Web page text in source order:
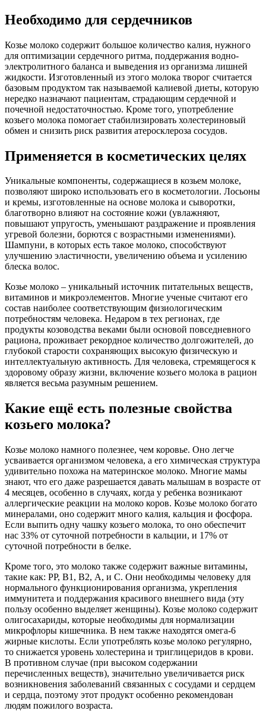
Необходимо для сердечников
Козье молоко содержит большое количество калия, нужного
для оптимизации сердечного ритма, поддержания водно-
электролитного баланса и выведения из организма лишней
жидкости. Изготовленный из этого молока творог считается
базовым продуктом так называемой калиевой диеты, которую
нередко назначают пациентам, страдающим сердечной и
почечной недостаточностью. Кроме того, употребление
козьего молока помогает стабилизировать холестериновый
обмен и снизить риск развития атеросклероза сосудов.
Применяется в косметических целях
Уникальные компоненты, содержащиеся в козьем молоке,
позволяют широко использовать его в косметологии. Лосьоны
и кремы, изготовленные на основе молока и сыворотки,
благотворно влияют на состояние кожи (увлажняют,
повышают упругость, уменьшают раздражение и проявления
угревой болезни, борются с возрастными изменениями).
Шампуни, в которых есть такое молоко, способствуют
улучшению эластичности, увеличению объема и усилению
блеска волос.
Козье молоко – уникальный источник питательных веществ,
витаминов и микроэлементов. Многие ученые считают его
состав наиболее соответствующим физиологическим
потребностям человека. Недаром в тех регионах, где
продукты козоводства веками были основой повседневного
рациона, проживает рекордное количество долгожителей, до
глубокой старости сохраняющих высокую физическую и
интеллектуальную активность. Для человека, стремящегося к
здоровому образу жизни, включение козьего молока в рацион
является весьма разумным решением.
Какие ещё есть полезные свойства
козьего молока?
Козье молоко намного полезнее, чем коровье. Оно легче
усваивается организмом человека, а его химическая структура
удивительно похожа на материнское молоко. Многие мамы
знают, что его даже разрешается давать малышам в возрасте от
4 месяцев, особенно в случаях, когда у ребенка возникают
аллергические реакции на молоко коров. Козье молоко богато
минералами, оно содержит много калия, кальция и фосфора.
Если выпить одну чашку козьего молока, то оно обеспечит
нас 33% от суточной потребности в кальции, и 17% от
суточной потребности в белке.
Кроме того, это молоко также содержит важные витамины,
такие как: РР, В1, В2, А, и С. Они необходимы человеку для
нормального функционирования организма, укрепления
иммунитета и поддержания красивого внешнего вида (эту
пользу особенно выделяет женщины). Козье молоко содержит
олигосахариды, которые необходимы для нормализации
микрофлоры кишечника. В нем также находятся омега-6
жирные кислоты. Если употреблять козье молоко регулярно,
то снижается уровень холестерина и триглицеридов в крови.
В противном случае (при высоком содержании
перечисленных веществ), значительно увеличивается риск
возникновения заболеваний связанных с сосудами и сердцем
и сердца, поэтому этот продукт особенно рекомендован
людям пожилого возраста.